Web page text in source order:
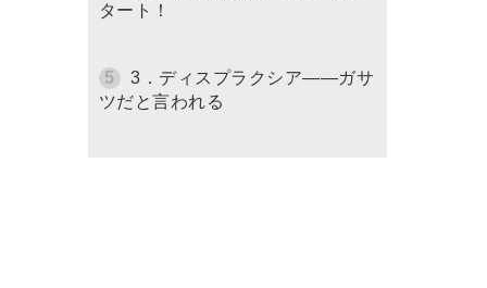
タート！
3．ディスプラクシア――ガサ
ツだと言われる